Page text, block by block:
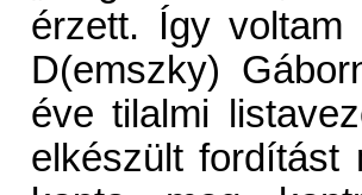
érzett. Így
D(emszky)
éve tilalmi
elkészült fordítást